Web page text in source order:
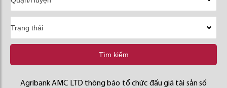
Tìm kiếm
Agribank AMC LTD thông báo tổ chức đấu giá tài sản số